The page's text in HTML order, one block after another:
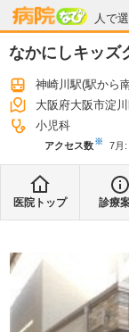
人で
病院な
なかにしキッズ
神崎川駅(駅から
大阪府大阪市淀
小児科
アクセス数※ 7月 :
医院トップ 診療